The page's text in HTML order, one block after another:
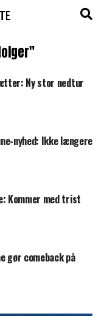
Ny stor nedtur
nyhed: Ikke længere
Kommer med trist
gør comeback på